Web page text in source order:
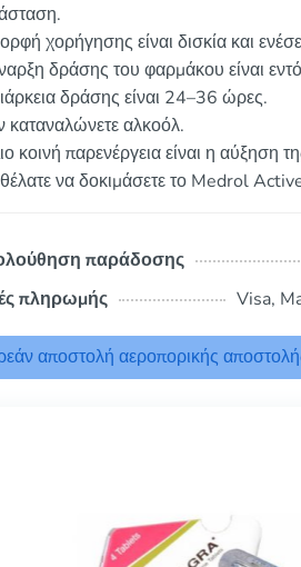
χορήγησης είναι δισκία και
δράσης του φαρμάκου είναι
δράσης είναι 24–36 ώρες.
καταναλώνετε αλκοόλ.
κοινή παρενέργεια είναι η αύξηση
να δοκιμάσετε το Medrol
παράδοσης
πληρωμής
Visa,
αποστολή αεροπορικής